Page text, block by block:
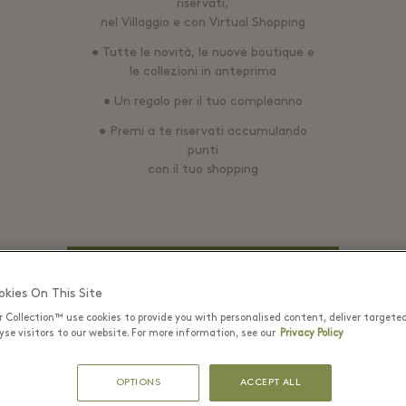
riservati,
nel Villaggio e con Virtual Shopping
• Tutte le novità, le nuove boutique e
le collezioni in anteprima
• Un regalo per il tuo compleanno
• Premi a te riservati accumulando
punti
con il tuo shopping
On This Site
Collection™ use cookies to provide you with personalised content, deliver
visitors to our website. For more information, see our Privacy Policy
OPTIONS ACCEPT ALL